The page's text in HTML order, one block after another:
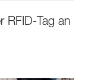
RFID-Tag an